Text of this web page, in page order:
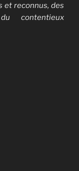
et reconnus, des
contentieux